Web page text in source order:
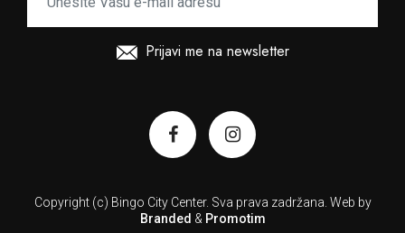
Prijavi me na newsletter
Copyright (c) Bingo City Center. Sva prava zadržana. Web by
Branded & Promotim